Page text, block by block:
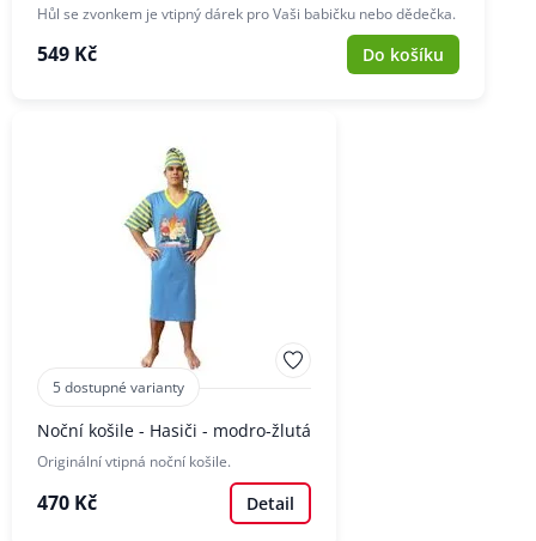
Hůl se zvonkem je vtipný dárek pro Vaši babičku nebo dědečka.
549 Kč Do košíku
5 dostupné varianty
Noční košile - Hasiči - modro-žlutá
Originální vtipná noční košile.
470 Kč Detail